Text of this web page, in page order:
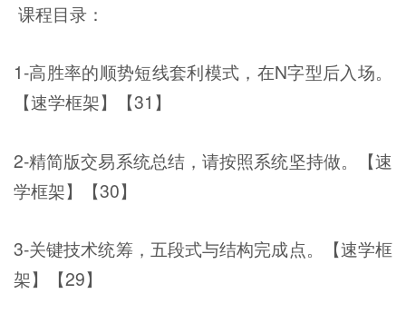
课程目录：
1-高胜率的顺势短线套利模式，在N字型后入场。
【速学框架】【31】
2-精简版交易系统总结，请按照系统坚持做。【速
学框架】【30】
3-关键技术统筹，五段式与结构完成点。【速学框
架】【29】